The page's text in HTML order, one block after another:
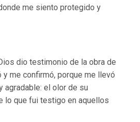
me siento protegido y
dio testimonio de la obra de
y me confirmó, porque me llevó
agradable: el olor de su
lo que fui testigo en aquellos